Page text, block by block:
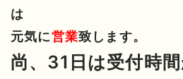
は
元気に営業致します。
尚、31日は受付時